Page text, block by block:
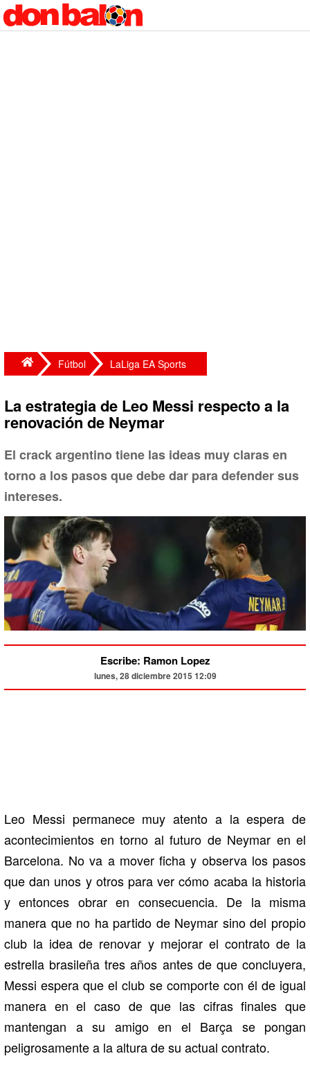
Fútbol LaLiga EA Sports
La estrategia de Leo Messi respecto a la
renovación de Neymar
El crack argentino tiene las ideas muy claras en
torno a los pasos que debe dar para defender sus
intereses.
Escribe: Ramon Lopez
lunes, 28 diciembre 2015 12:09
Leo Messi permanece muy atento a la espera de
acontecimientos en torno al futuro de Neymar en el
Barcelona. No va a mover ficha y observa los pasos
que dan unos y otros para ver cómo acaba la historia
y entonces obrar en consecuencia. De la misma
manera que no ha partido de Neymar sino del propio
club la idea de renovar y mejorar el contrato de la
estrella brasileña tres años antes de que concluyera,
Messi espera que el club se comporte con él de igual
manera en el caso de que las cifras finales que
mantengan a su amigo en el Barça se pongan
peligrosamente a la altura de su actual contrato.